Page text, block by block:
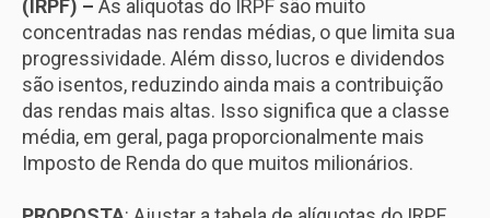
(IRPF) – As alíquotas do IRPF são muito
concentradas nas rendas médias, o que limita sua
progressividade. Além disso, lucros e dividendos
são isentos, reduzindo ainda mais a contribuição
das rendas mais altas. Isso significa que a classe
média, em geral, paga proporcionalmente mais
Imposto de Renda do que muitos milionários.